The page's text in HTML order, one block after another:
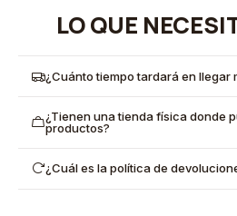
LO QUE
¿Cuánto tiempo tardará en llegar
¿Tienen una tienda física donde
productos?
¿Cuál es la política de